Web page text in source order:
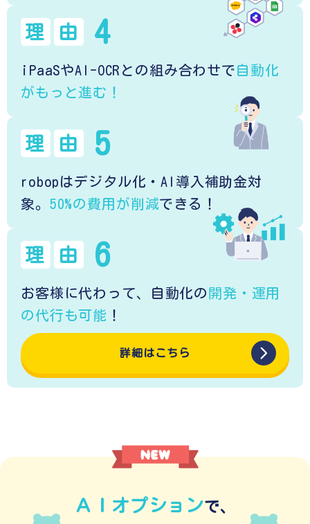
理 由 4
iPaaSやAI-OCRとの組み合わせで 自動化
がもっと進む！
理 由 5
robopはデジタル化・AI導入補助金対
象。 50%の費用が削減できる！
理 由 6
お客様に代わって、自動化の 開発・運用
の代行も可能 ！
詳細はこちら
ＡＩオプションで、